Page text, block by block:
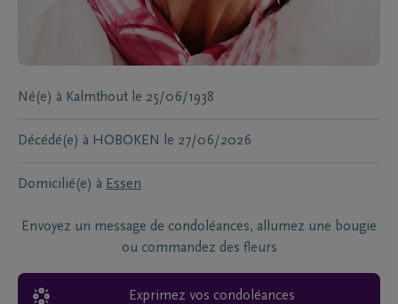
Né(e) à Kalmthout le 25/06/1938
Décédé(e) à HOBOKEN le 27/06/2026
Domicilié(e) à Essen
Envoyez un message de condoléances, allumez une bougie
ou commandez des fleurs
Exprimez vos condoléances